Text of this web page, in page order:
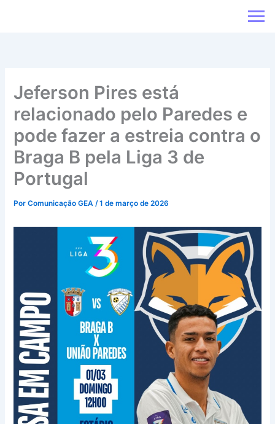
Jeferson Pires está
relacionado pelo Paredes e
pode fazer a estreia contra o
Braga B pela Liga 3 de
Portugal
PorComunicação GEA/1 de março de 2026